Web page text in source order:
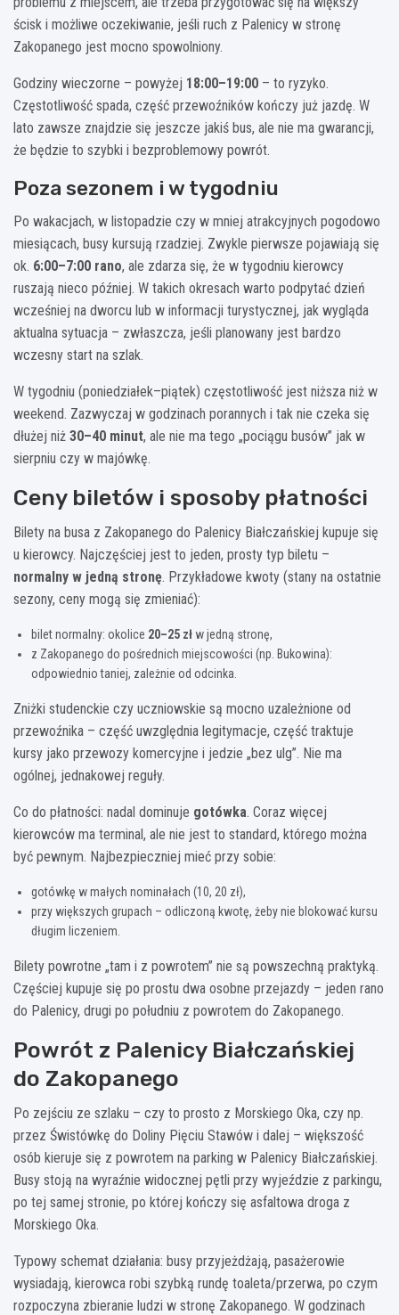
ścisk i możliwe oczekiwanie, jeśli ruch z Palenicy w stronę
Zakopanego jest mocno spowolniony.
Godziny wieczorne – powyżej 18:00–19:00 – to ryzyko.
Częstotliwość spada, część przewoźników kończy już jazdę. W
lato zawsze znajdzie się jeszcze jakiś bus, ale nie ma gwarancji,
że będzie to szybki i bezproblemowy powrót.
Poza sezonem i w tygodniu
Po wakacjach, w listopadzie czy w mniej atrakcyjnych pogodowo
miesiącach, busy kursują rzadziej. Zwykle pierwsze pojawiają się
ok. 6:00–7:00 rano, ale zdarza się, że w tygodniu kierowcy
ruszają nieco później. W takich okresach warto podpytać dzień
wcześniej na dworcu lub w informacji turystycznej, jak wygląda
aktualna sytuacja – zwłaszcza, jeśli planowany jest bardzo
wczesny start na szlak.
W tygodniu (poniedziałek–piątek) częstotliwość jest niższa niż w
weekend. Zazwyczaj w godzinach porannych i tak nie czeka się
dłużej niż 30–40 minut, ale nie ma tego „pociągu busów” jak w
sierpniu czy w majówkę.
Ceny biletów i sposoby płatności
Bilety na busa z Zakopanego do Palenicy Białczańskiej kupuje się
u kierowcy. Najczęściej jest to jeden, prosty typ biletu –
normalny w jedną stronę. Przykładowe kwoty (stany na ostatnie
sezony, ceny mogą się zmieniać):
bilet normalny: okolice 20–25 zł w jedną stronę,
z Zakopanego do pośrednich miejscowości (np. Bukowina):
odpowiednio taniej, zależnie od odcinka.
Zniżki studenckie czy uczniowskie są mocno uzależnione od
przewoźnika – część uwzględnia legitymacje, część traktuje
kursy jako przewozy komercyjne i jedzie „bez ulg”. Nie ma
ogólnej, jednakowej reguły.
Co do płatności: nadal dominuje gotówka. Coraz więcej
kierowców ma terminal, ale nie jest to standard, którego można
być pewnym. Najbezpieczniej mieć przy sobie:
gotówkę w małych nominałach (10, 20 zł),
przy większych grupach – odliczoną kwotę, żeby nie blokować kursu
długim liczeniem.
Bilety powrotne „tam i z powrotem” nie są powszechną praktyką.
Częściej kupuje się po prostu dwa osobne przejazdy – jeden rano
do Palenicy, drugi po południu z powrotem do Zakopanego.
Powrót z Palenicy Białczańskiej
do Zakopanego
Po zejściu ze szlaku – czy to prosto z Morskiego Oka, czy np.
przez Świstówkę do Doliny Pięciu Stawów i dalej – większość
osób kieruje się z powrotem na parking w Palenicy Białczańskiej.
Busy stoją na wyraźnie widocznej pętli przy wyjeździe z parkingu,
po tej samej stronie, po której kończy się asfaltowa droga z
Morskiego Oka.
Typowy schemat działania: busy przyjeżdżają, pasażerowie
wysiadają, kierowca robi szybką rundę toaleta/przerwa, po czym
rozpoczyna zbieranie ludzi w stronę Zakopanego. W godzinach